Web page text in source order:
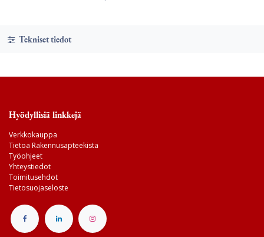
Tekniset tiedot
Hyödyllisiä linkkejä
Verkkokauppa
Tietoa Rakennusapteekista
Työohjeet
Yhteystiedot
Toimitusehdot
Tietosuojaseloste